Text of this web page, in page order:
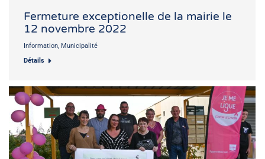
Fermeture exceptionelle de la mairie le
12 novembre 2022
Information, Municipalité
Détails